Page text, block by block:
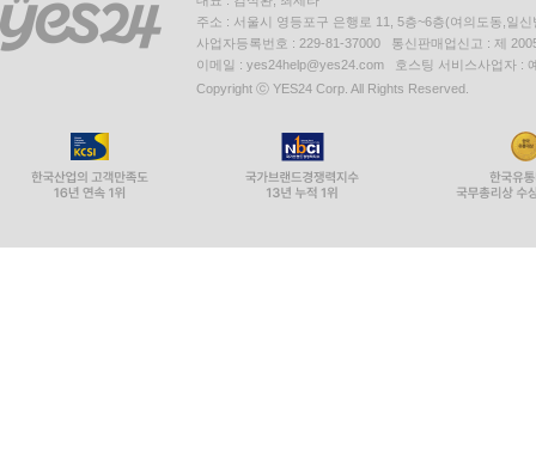
주소 : 서울시 영등포구 은행로 11, 5층~6층(여의도동,일신
사업자등록번호 : 229-81-37000 통신판매업신고 : 제
이메일 : yes24help@yes24.com 호스팅 서비스사업자 :
Copyright ⓒ YES24 Corp. All Rights Reserved.